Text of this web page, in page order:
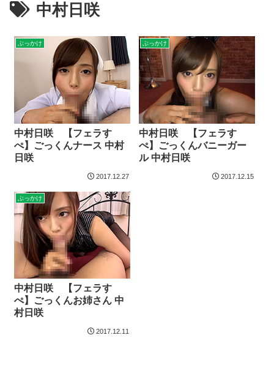
中村日咲
ぶっかけ
中村日咲 【フェラす
ぺ】ごっくんナース 中村
日咲
2017.12.27
ぶっかけ
中村日咲 【フェラす
ぺ】ごっくんバニーガー
ル 中村日咲
2017.12.15
ぶっかけ
中村日咲 【フェラす
ぺ】ごっくんお姉さん 中
村日咲
2017.12.11